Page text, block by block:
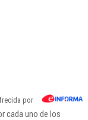
por
cada uno de los